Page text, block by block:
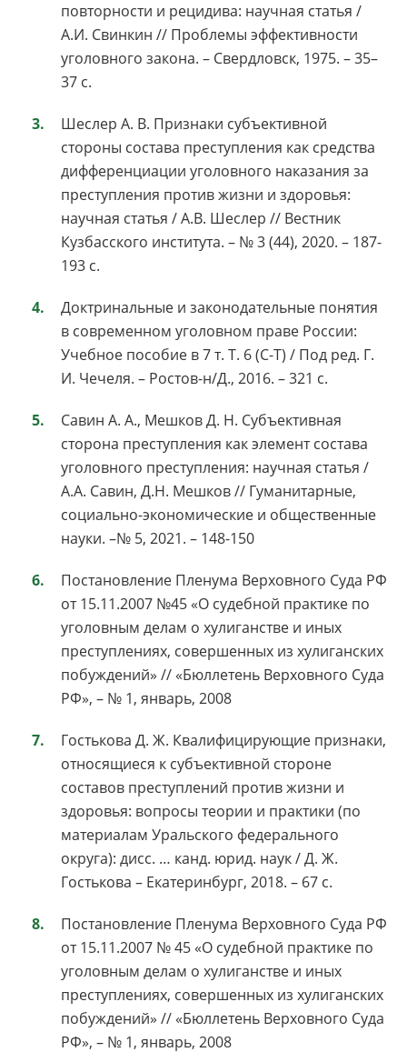
повторности и рецидива: научная статья /
А.И. Свинкин // Проблемы эффективности
уголовного закона. – Свердловск, 1975. – 35–
37 с.
Шеслер А. В. Признаки субъективной
стороны состава преступления как средства
дифференциации уголовного наказания за
преступления против жизни и здоровья:
научная статья / А.В. Шеслер // Вестник
Кузбасского института. – № 3 (44), 2020. – 187-
193 с.
Доктринальные и законодательные понятия
в современном уголовном праве России:
Учебное пособие в 7 т. Т. 6 (С-Т) / Под ред. Г.
И. Чечеля. – Ростов-н/Д., 2016. – 321 с.
Савин А. А., Мешков Д. Н. Субъективная
сторона преступления как элемент состава
уголовного преступления: научная статья /
А.А. Савин, Д.Н. Мешков // Гуманитарные,
социально-экономические и общественные
науки. –№ 5, 2021. – 148-150
Постановление Пленума Верховного Суда РФ
от 15.11.2007 №45 «О судебной практике по
уголовным делам о хулиганстве и иных
преступлениях, совершенных из хулиганских
побуждений» // «Бюллетень Верховного Суда
РФ», – № 1, январь, 2008
Гостькова Д. Ж. Квалифицирующие признаки,
относящиеся к субъективной стороне
составов преступлений против жизни и
здоровья: вопросы теории и практики (по
материалам Уральского федерального
округа): дисс. … канд. юрид. наук / Д. Ж.
Гостькова – Екатеринбург, 2018. – 67 с.
Постановление Пленума Верховного Суда РФ
от 15.11.2007 № 45 «О судебной практике по
уголовным делам о хулиганстве и иных
преступлениях, совершенных из хулиганских
побуждений» // «Бюллетень Верховного Суда
РФ», – № 1, январь, 2008